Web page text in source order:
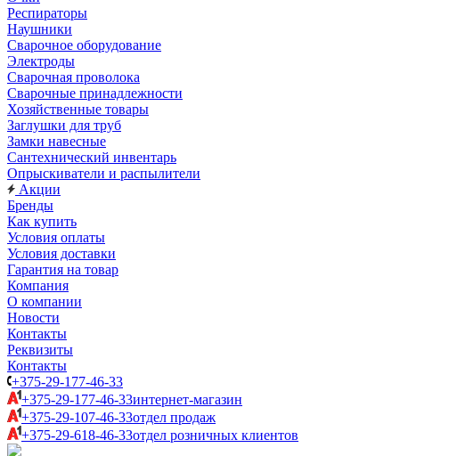
Респираторы
Наушники
Сварочное оборудование
Электроды
Сварочная проволока
Сварочные принадлежности
Хозяйственные товары
Заглушки для труб
Замки навесные
Сантехнический инвентарь
Опрыскиватели и распылители
Акции
Бренды
Как купить
Условия оплаты
Условия доставки
Гарантия на товар
Компания
О компании
Новости
Контакты
Реквизиты
Контакты
+375-29-177-46-33
+375-29-177-46-33интернет-магазин
+375-29-107-46-33отдел продаж
+375-29-618-46-33отдел розничных клиентов